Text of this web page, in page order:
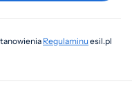
Regulaminuesil.pl